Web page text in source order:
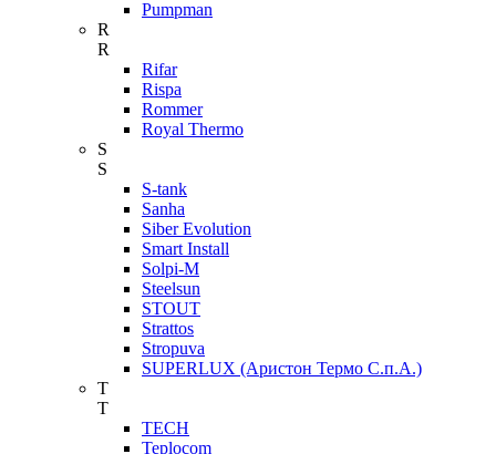
Pumpman
R
R
Rifar
Rispa
Rommer
Royal Thermo
S
S
S-tank
Sanha
Siber Evolution
Smart Install
Solpi-M
Steelsun
STOUT
Strattos
Stropuva
SUPERLUX (Аристон Термо С.п.А.)
T
T
TECH
Teplocom